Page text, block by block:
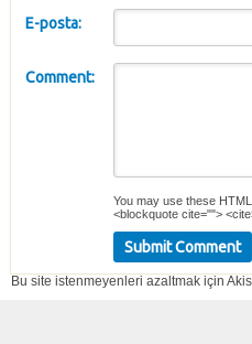
E-posta:
Comment:
You may use these HTML
<blockquote cite="">
Bu site istenmeyenleri azaltmak için